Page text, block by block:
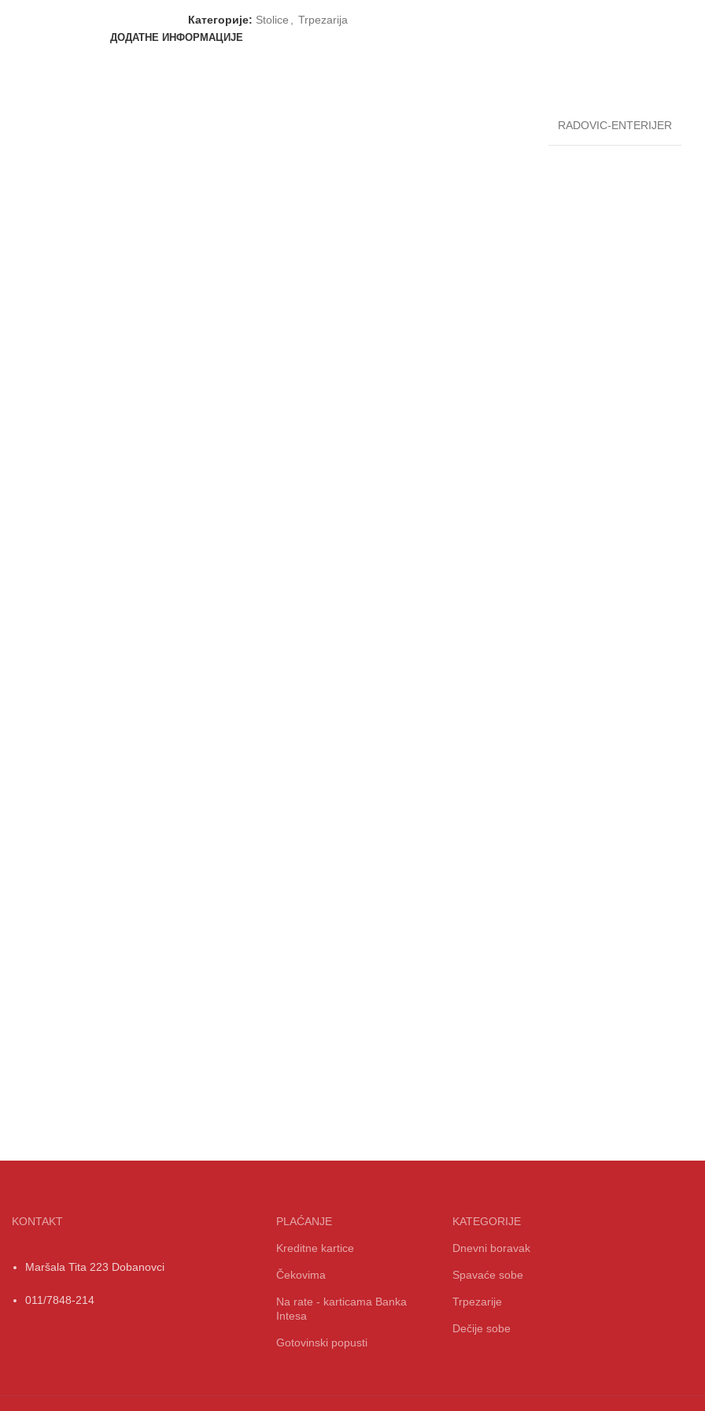
Категорије: Stolice Trpezarija
ДОДАТНЕ ИНФОРМАЦИЈЕ
RADOVIC-ENTERIJER
KONTAKT
Maršala Tita 223 Dobanovci
011/7848-214
PLAĆANJE
Kreditne kartice
Čekovima
Na rate - karticama Banka
Intesa
Gotovinski popusti
KATEGORIJE
Dnevni boravak
Spavaće sobe
Trpezarije
Dečije sobe